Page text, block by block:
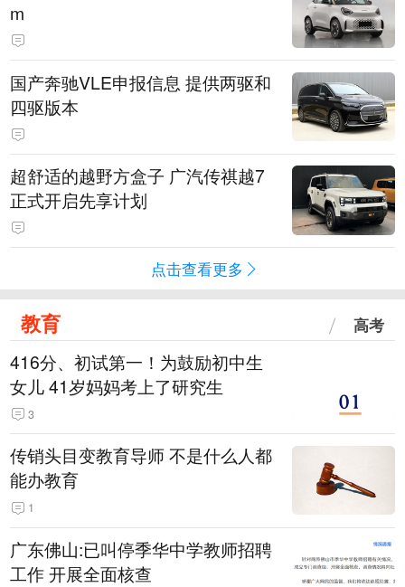
m
国产奔驰VLE申报信息 提供两驱和
四驱版本
超舒适的越野方盒子 广汽传祺越7
正式开启先享计划
点击查看更多
教育 高考
416分、初试第一！为鼓励初中生
女儿 41岁妈妈考上了研究生
3
传销头目变教育导师 不是什么人都
能办教育
1
广东佛山:已叫停季华中学教师招聘
工作 开展全面核查